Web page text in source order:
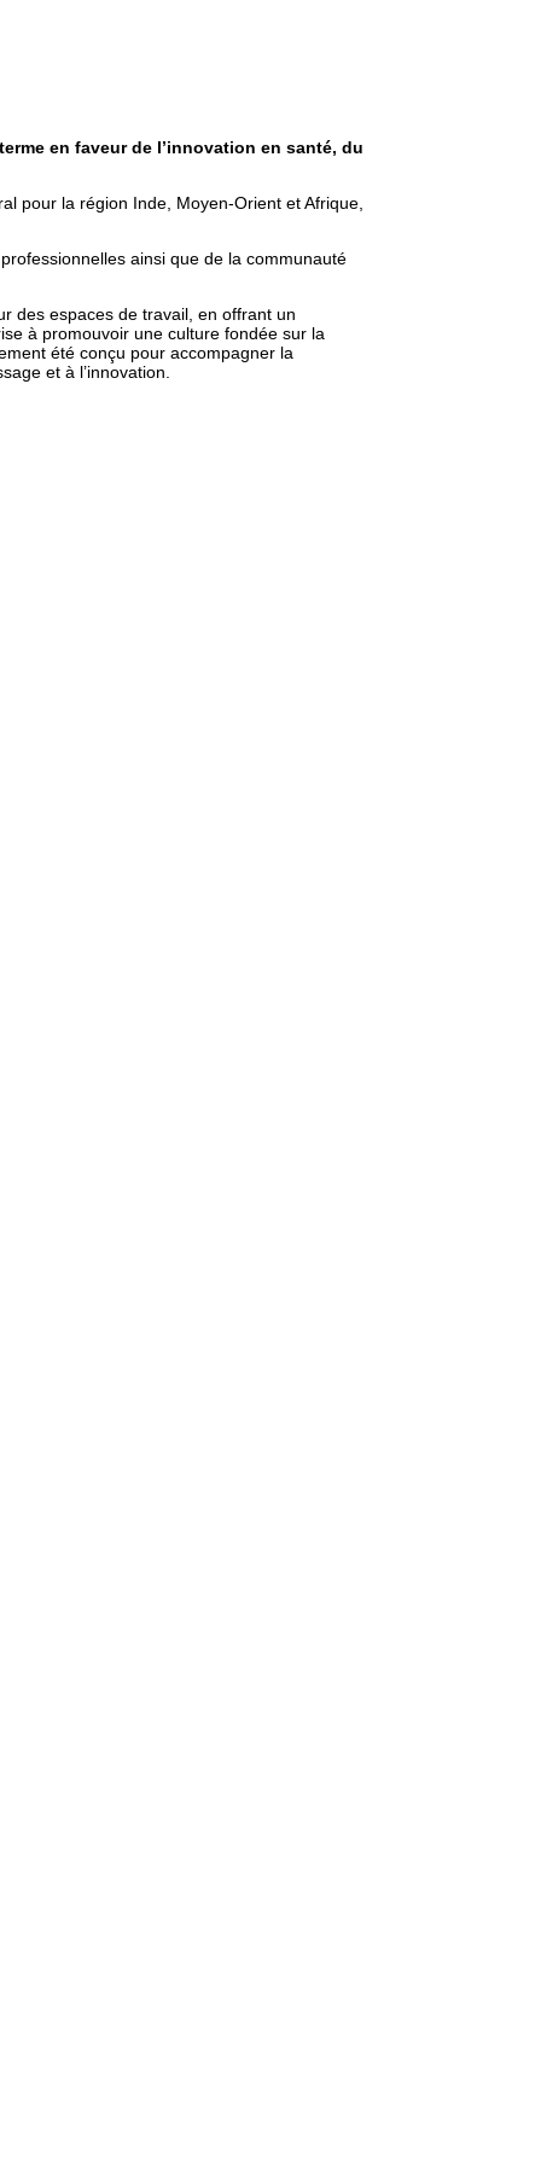
en faveur de l’innovation en santé, du
pour la région Inde, Moyen-Orient et Afrique,
ainsi que de la communauté
des espaces de travail, en offrant un
à promouvoir une culture fondée sur la
été conçu pour accompagner la
et à l’innovation.